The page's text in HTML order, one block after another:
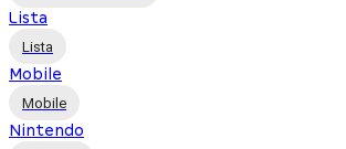
Lista
Lista
Mobile
Mobile
Nintendo